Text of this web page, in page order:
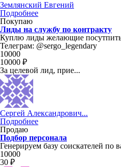
Землянский Евгений
Подробнее
Покупаю
Лиды на службу по контракту
Куплю лиды желающие посутпить
Телеграм: @sergo_legendary
10000
10000 ₽
За целевой лид, прие...
Сергей Александрович...
Подробнее
Продаю
Подбор персонала
Генерируем базу соискателей по
10000
30 ₽